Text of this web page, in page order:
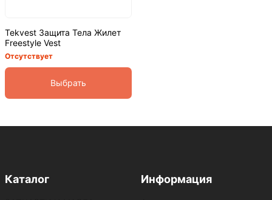
Tekvest Защита Тела Жилет
Freestyle Vest
Отсутствует
Выбрать
Каталог Информация